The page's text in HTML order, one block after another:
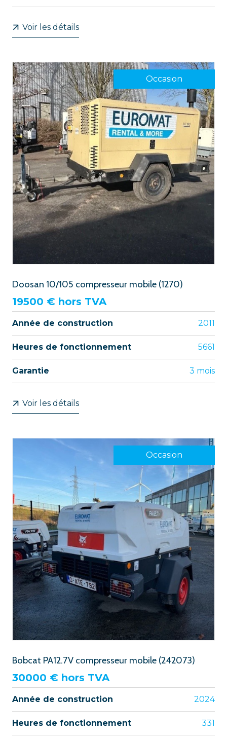
Voir les détails
Occasion
Doosan 10/105 compresseur mobile (1270)
19500 € hors TVA
Année de construction 2011
Heures de fonctionnement 5661
Garantie 3 mois
Voir les détails
Occasion
Bobcat PA12.7V compresseur mobile (242073)
30000 € hors TVA
Année de construction 2024
Heures de fonctionnement 331